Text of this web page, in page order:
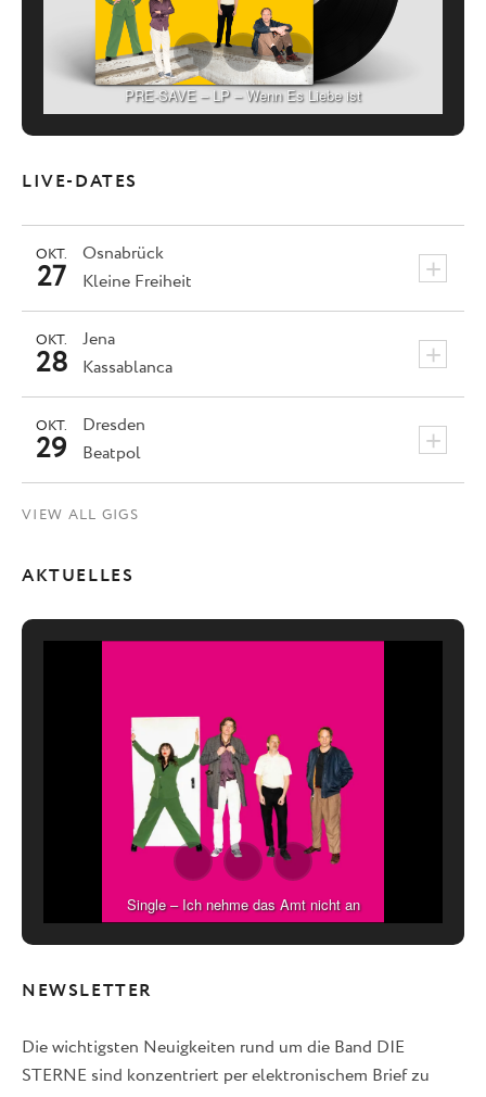
PRE-SAVE – LP – Wenn Es Liebe ist
LIVE-DATES
Osnabrück +
OKT.
27 Kleine Freiheit
Jena +
OKT.
28 Kassablanca
Dresden +
OKT.
29 Beatpol
VIEW ALL GIGS
AKTUELLES
Single – Ich nehme das Amt nicht an
NEWSLETTER
Die wichtigsten Neuigkeiten rund um die Band DIE
STERNE sind konzentriert per elektronischem Brief zu